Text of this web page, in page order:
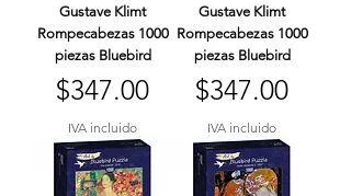
Gustave Klimt
Rompecabezas 1000
piezas Bluebird
Precio
$347.00
IVA incluido
Gustave Klimt
Rompecabezas 1000
piezas Bluebird
Precio
$347.00
IVA incluido